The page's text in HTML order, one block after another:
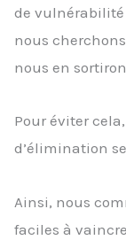
de
nous
nous en
Pour éviter
d’élimination
Ainsi, nous
faciles à